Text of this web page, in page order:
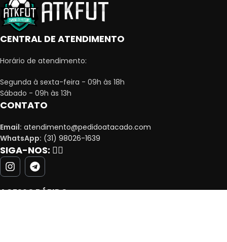
CENTRAL DE ATENDIMENTO
Horário de atendimento:
Segunda à sexta-feira - 09h às 18h
Sábado - 09h às 13h
CONTATO
Email: atendimento@pedidoatacado.com
WhatsApp: (31) 98026-1639
SIGA-NOS: 👇🏻
ACESSO RÁPIDO